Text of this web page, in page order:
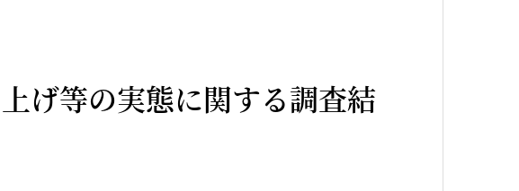
げ等の実態に関する調査結